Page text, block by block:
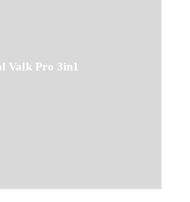
Valk Pro 3in1